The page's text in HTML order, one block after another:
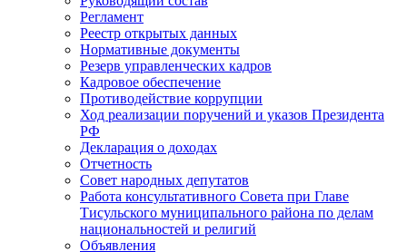
Регламент
Реестр открытых данных
Нормативные документы
Резерв управленческих кадров
Кадровое обеспечение
Противодействие коррупции
Ход реализации поручений и указов Президента
РФ
Декларация о доходах
Отчетность
Совет народных депутатов
Работа консультативного Совета при Главе
Тисульского муниципального района по делам
национальностей и религий
Объявления